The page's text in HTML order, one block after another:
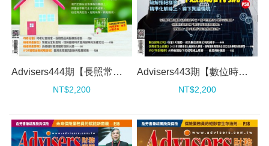
Advisers444期【長照常罩，樂活之鑰】
NT$2,200
Advisers443期【數位時代異議的隱藏訊號】
NT$2,200